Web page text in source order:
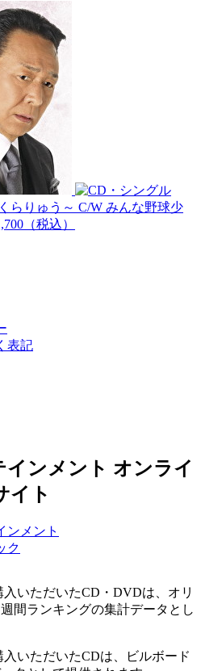
らりゅう～ C/W みんな野球少
（税込）
表記
ンメント オンライ
イト
いただいたCD・DVDは、オリ
間ランキングの集計データとし
いただいたCDは、ビルボード